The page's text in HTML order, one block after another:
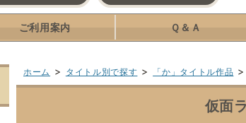
ご利用案内 Ｑ＆Ａ
ホーム > タイトル別で探す > 「か」タイトル作品 >
仮面